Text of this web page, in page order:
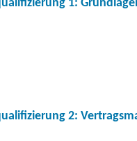
1:
2: